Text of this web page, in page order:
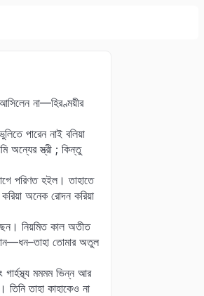
না—হিরণ্ময়ীর
পারেন নাই বলিয়া
অন্যের স্ত্রী ; কিন্তু
পরিণত হইল। তাহাতে
অনেক রোদন করিয়া
নিয়মিত কাল অতীত
তোমার অতুল
মমমম ভিন্ন আর
তাহা কাহাকেও না